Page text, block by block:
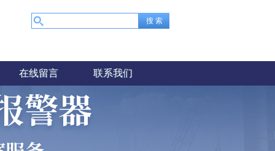
在线留言 联系我们